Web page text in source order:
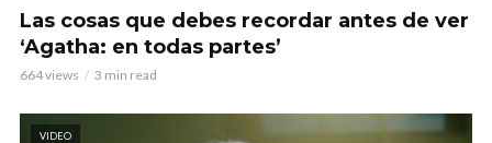
Las cosas que debes recordar antes de ver
‘Agatha: en todas partes’
664 views 3 min read
VIDEO